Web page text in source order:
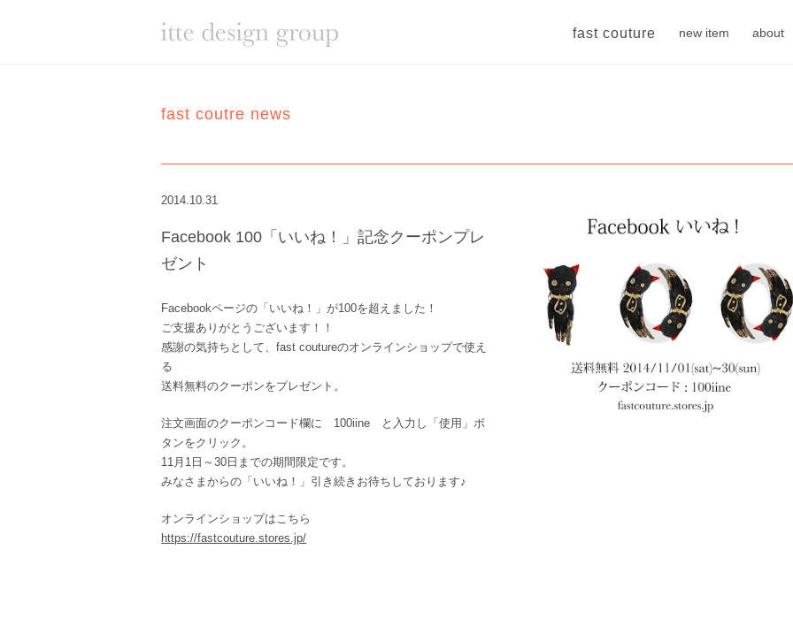
fast couture new item about
fast coutre news
2014.10.31
Facebook 100「いいね！」記念クーポンプレ
ゼント
Facebookページの「いいね！」が100を超えました！
ご支援ありがとうございます！！
感謝の気持ちとして、fast coutureのオンラインショップで使え
る
送料無料のクーポンをプレゼント。
注文画面のクーポンコード欄に 100iine と入力し「使用」ボ
タンをクリック。
11月1日～30日までの期間限定です。
みなさまからの「いいね！」引き続きお待ちしております♪
オンラインショップはこちら
https://fastcouture.stores.jp/